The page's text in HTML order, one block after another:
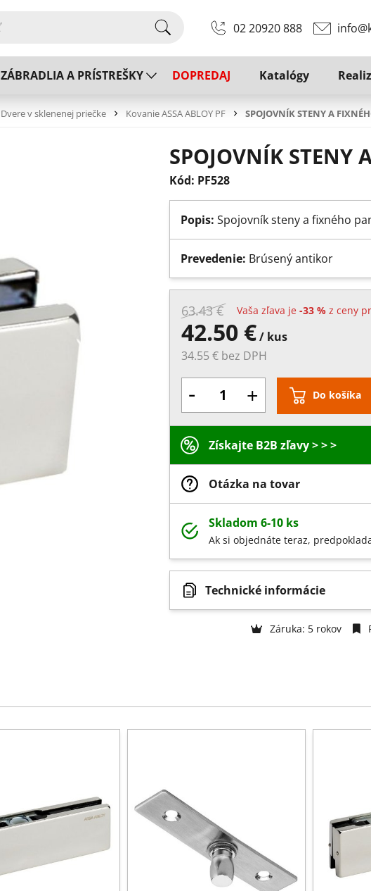
02 20920 888
ZÁBRADLIA A PRÍSTREŠKY DOPREDAJ Katalógy
Dvere v sklenenej priečke Kovanie ASSA ABLOY PF SPOJOVNÍK STENY A
SPOJOVNÍK STENY
Kód: PF528
Popis: Spojovník steny a fixného
Prevedenie: Brúsený antikor
63.43 € Vaša zľava je -33 %z ceny
42.50 €/ kus
34.55 € bez DPH
- + Do košíka
Získajte B2B zľavy > > >
Otázka na tovar
Skladom 6-10 ks
Ak si objednáte teraz,
Technické informácie
Záruka: 5 rokov